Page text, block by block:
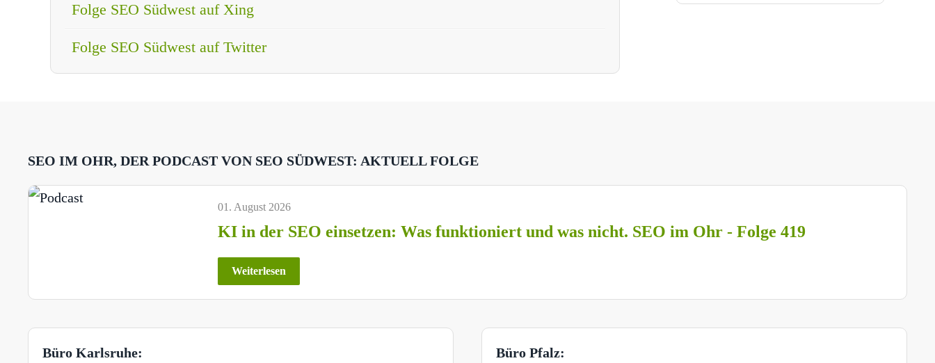
Folge SEO Südwest auf Xing
Folge SEO Südwest auf Twitter
SEO IM OHR, DER PODCAST VON SEO SÜDWEST: AKTUELL FOLGE
01. August 2026
KI in der SEO einsetzen: Was funktioniert und was nicht. SEO im Ohr - Folge 419
Weiterlesen
Büro Karlsruhe: Büro Pfalz: